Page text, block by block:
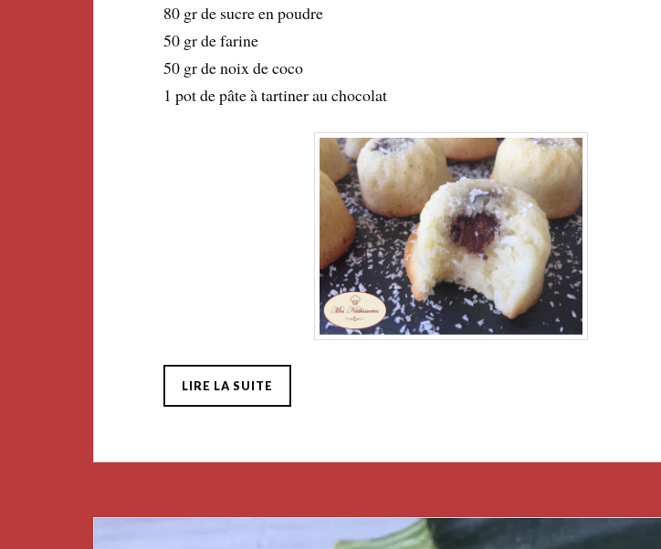
80 gr de sucre en poudre
50 gr de farine
50 gr de noix de coco
1 pot de pâte à tartiner au chocolat
LIRE LA SUITE